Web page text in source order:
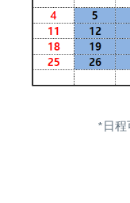
*日程